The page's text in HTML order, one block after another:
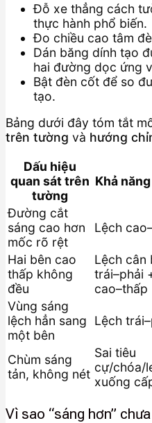
Đỗ xe thẳng cách
thực hành phổ biến.
Đo chiều cao tâm
Dán băng dính tạo
hai đường dọc ứng
Bật đèn cốt để so
tạo.
Bảng dưới đây tóm tắt
trên tường và hướng
Dấu hiệu
quan sát trên
tường
Khả
Đường cắt
sáng cao hơn
mốc rõ rệt
Lệch
Hai bên cao
thấp không
đều
Lệch cân
trái–phải
cao–thấp
Vùng sáng
lệch hẳn sang
một bên
Lệch
Chùm sáng
tản, không nét
Sai tiêu
cự/chóa/
xuống
Vì sao “sáng hơn”